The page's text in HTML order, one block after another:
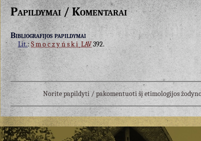
Papildymai / Komentarai
Bibliografijos papildymai
Lit.:SmoczyńskiLAV392.
Norite papildyti / pakomentuoti šį etimologijos